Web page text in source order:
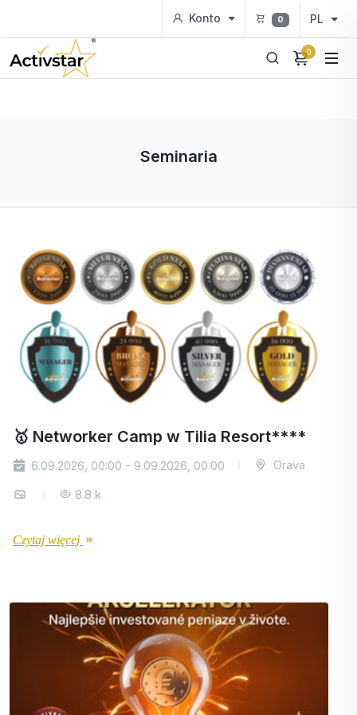
Konto 0 PL
0
Seminaria
🥇 Networker Camp w Tilia Resort****
6.09.2026, 00:00 - 9.09.2026, 00:00 Orava
8.8 k
Czytaj więcej